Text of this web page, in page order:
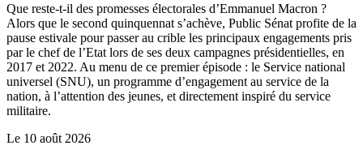
Que reste-t-il des promesses électorales d’Emmanuel Macron ?
Alors que le second quinquennat s’achève, Public Sénat profite de la
pause estivale pour passer au crible les principaux engagements pris
par le chef de l’Etat lors de ses deux campagnes présidentielles, en
2017 et 2022. Au menu de ce premier épisode : le Service national
universel (SNU), un programme d’engagement au service de la
nation, à l’attention des jeunes, et directement inspiré du service
militaire.
Le 10 août 2026